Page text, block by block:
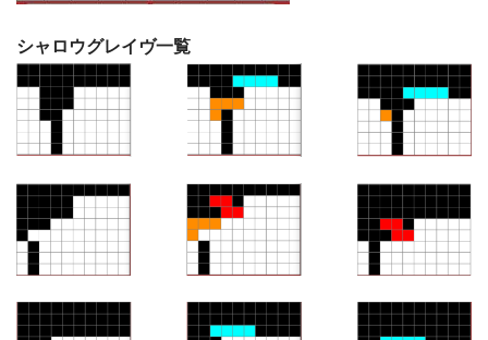
シャロウグレイヴ一覧